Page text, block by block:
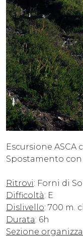
Escursione ASCA
Spostamento
Ritrovi: Forni di
Difficoltà: E
Dislivello: 700 m.
Durata: 6h
Sezione